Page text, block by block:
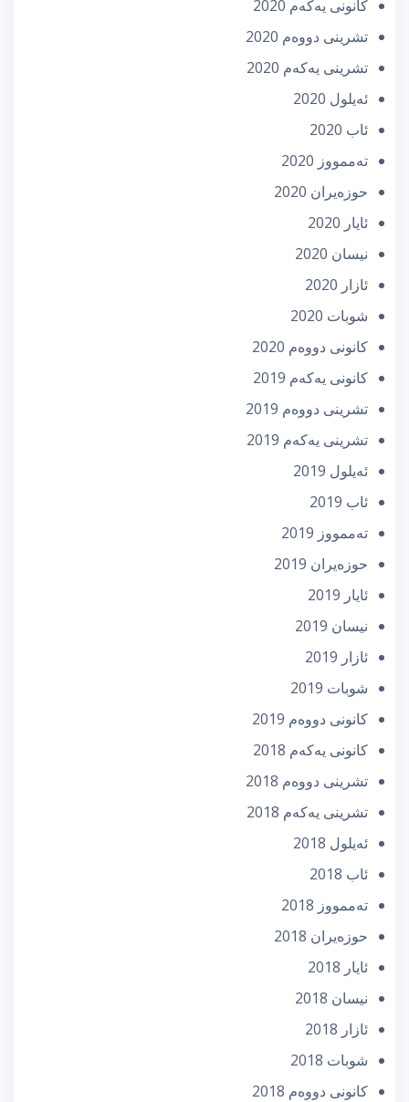
كانونی یه‌كه‌م 2020
تشرینی دووه‌م 2020
تشرینی یه‌كه‌م 2020
ئه‌یلول 2020
ئاب 2020
تەممووز 2020
حوزه‌یران 2020
ئایار 2020
نیسان 2020
ئازار 2020
شوبات 2020
كانونی دووه‌م 2020
كانونی یه‌كه‌م 2019
تشرینی دووه‌م 2019
تشرینی یه‌كه‌م 2019
ئه‌یلول 2019
ئاب 2019
تەممووز 2019
حوزه‌یران 2019
ئایار 2019
نیسان 2019
ئازار 2019
شوبات 2019
كانونی دووه‌م 2019
كانونی یه‌كه‌م 2018
تشرینی دووه‌م 2018
تشرینی یه‌كه‌م 2018
ئه‌یلول 2018
ئاب 2018
تەممووز 2018
حوزه‌یران 2018
ئایار 2018
نیسان 2018
ئازار 2018
شوبات 2018
كانونی دووه‌م 2018